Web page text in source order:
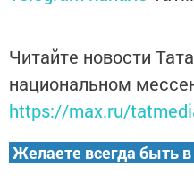
Читайте новости
национальном
https://max.ru/
Желаете всегда быть в